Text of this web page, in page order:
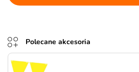
Polecane akcesoria